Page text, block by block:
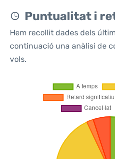
Puntualitat i
Hem recollit dades dels
continuació una anàlisi de
vols.